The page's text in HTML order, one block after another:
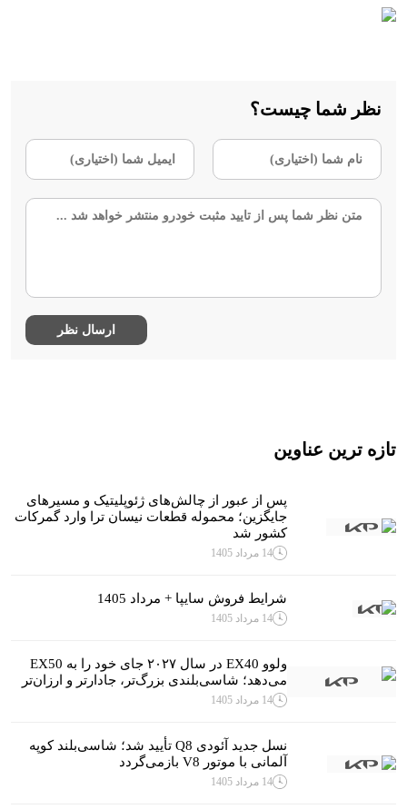
نظر شما چیست؟
تازه ترین عناوین
پس از عبور از چالش‌های ژئوپلیتیک و مسیرهای
جایگزین؛ محموله قطعات نیسان ترا وارد گمرکات
کشور شد
14 مرداد 1405
شرایط فروش سایپا + مرداد 1405
14 مرداد 1405
ولوو EX40 در سال ۲۰۲۷ جای خود را به EX50
می‌دهد؛ شاسی‌بلندی بزرگ‌تر، جادارتر و ارزان‌تر
14 مرداد 1405
نسل جدید آئودی Q8 تأیید شد؛ شاسی‌بلند کوپه
آلمانی با موتور V8 بازمی‌گردد
14 مرداد 1405